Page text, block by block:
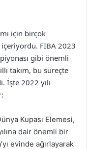
için birçok
içeriyordu. FIBA 2023
gibi önemli
takım, bu süreçte
İşte 2022 yılı
Kupası Elemesi,
dair önemli bir
evinde ağırlayarak